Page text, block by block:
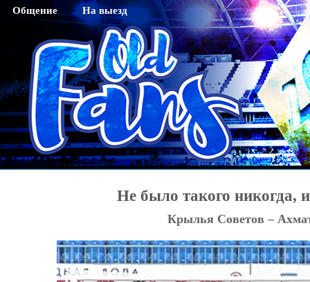
Общение
Гостевая
Регистрация
Активация кода sms
Смена пароля
Редактирование профайла
На выезд
Саратов
Тихвин
Новосибирск
Махачкала
Нижний Новгород
Оренбург
Хабаровск
Тюмень
Ярославль
Не было такого никогда,
Крылья Советов –